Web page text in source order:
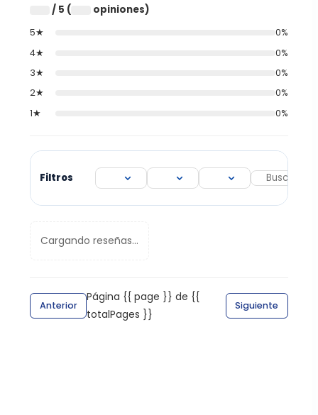
/ 5 ( opiniones)
5★
0%
4★
0%
3★
0%
2★
0%
1★
0%
Filtros
Cargando reseñas...
Anterior
Página {{ page }} de {{
totalPages }}
Siguiente